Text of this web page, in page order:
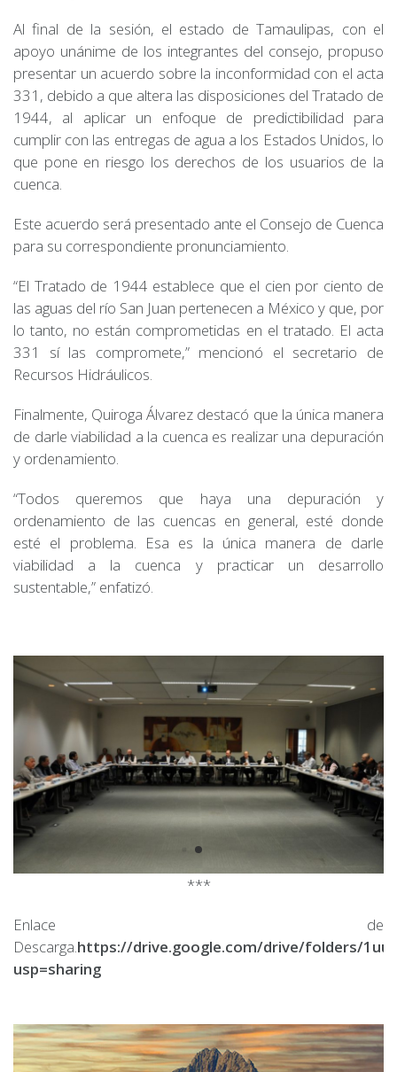
Al final de la sesión, el estado de Tamaulipas, con el
apoyo unánime de los integrantes del consejo, propuso
presentar un acuerdo sobre la inconformidad con el acta
331, debido a que altera las disposiciones del Tratado de
1944, al aplicar un enfoque de predictibilidad para
cumplir con las entregas de agua a los Estados Unidos, lo
que pone en riesgo los derechos de los usuarios de la
cuenca.
Este acuerdo será presentado ante el Consejo de Cuenca
para su correspondiente pronunciamiento.
“El Tratado de 1944 establece que el cien por ciento de
las aguas del río San Juan pertenecen a México y que, por
lo tanto, no están comprometidas en el tratado. El acta
331 sí las compromete,” mencionó el secretario de
Recursos Hidráulicos.
Finalmente, Quiroga Álvarez destacó que la única manera
de darle viabilidad a la cuenca es realizar una depuración
y ordenamiento.
“Todos queremos que haya una depuración y
ordenamiento de las cuencas en general, esté donde
esté el problema. Esa es la única manera de darle
viabilidad a la cuenca y practicar un desarrollo
sustentable,” enfatizó.
***
Enlace de
Descarga.https://drive.google.com/drive/folders/
usp=sharing